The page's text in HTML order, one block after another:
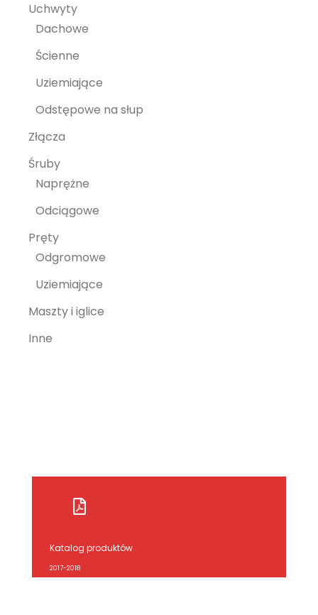
Uchwyty
Dachowe
Ścienne
Uziemiające
Odstępowe na słup
Złącza
Śruby
Naprężne
Odciągowe
Pręty
Odgromowe
Uziemiające
Maszty i iglice
Inne
Katalog produktów
2017-2018